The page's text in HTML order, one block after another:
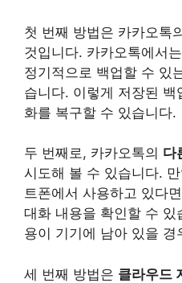
첫 번째 방법은 카카오톡
것입니다. 카카오톡에서
정기적으로 백업할 수 있
습니다. 이렇게 저장된
화를 복구할 수 있습니다.
두 번째로, 카카오톡의 다
시도해 볼 수 있습니다.
트폰에서 사용하고 있다
대화 내용을 확인할 수 있
용이 기기에 남아 있을 경
세 번째 방법은 클라우드